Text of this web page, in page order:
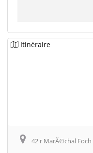
Itinéraire
42 r MarÃ©chal Foch